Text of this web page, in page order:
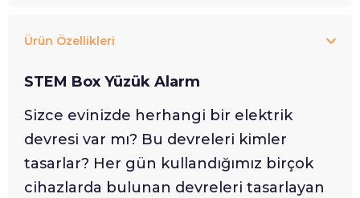
Ürün Özellikleri
STEM Box Yüzük Alarm
Sizce evinizde herhangi bir elektrik
devresi var mı? Bu devreleri kimler
tasarlar? Her gün kullandığımız birçok
cihazlarda bulunan devreleri tasarlayan